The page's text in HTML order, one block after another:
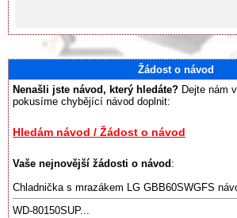
Žádost o návod
Nenašli jste návod, který hledáte? Dejte nám
pokusíme chybějící návod doplnit:
Hledám návod / Žádost o návod
Vaše nejnovější žádosti o návod :
Chladnička s mrazákem LG GBB60SWGFS
WD-80150SUP...